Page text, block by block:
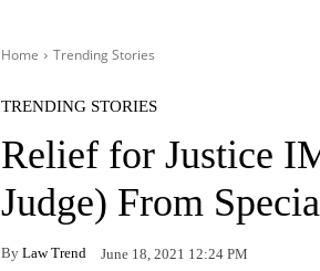
Home Trending Stories
TRENDING STORIES
Relief for Justice
Judge) From
By Law Trend June 18, 2021 12:24 PM